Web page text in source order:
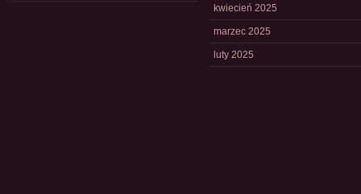
kwiecień 2025
marzec 2025
luty 2025